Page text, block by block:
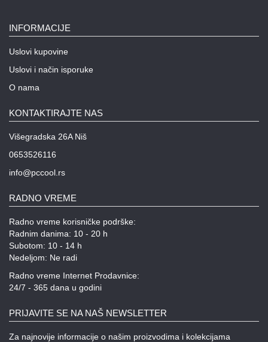
INFORMACIJE
Uslovi kupovine
Uslovi i način isporuke
O nama
KONTAKTIRAJTE NAS
Višegradska 26A Niš
0653526116
info@pccool.rs
RADNO VREME
Radno vreme korisničke podrške:
Radnim danima: 10 - 20 h
Subotom: 10 - 14 h
Nedeljom: Ne radi
Radno vreme Internet Prodavnice:
24/7 - 365 dana u godini
PRIJAVITE SE NA NAŠ NEWSLETTER
Za najnovije informacije o našim proizvodima i kolekcijama